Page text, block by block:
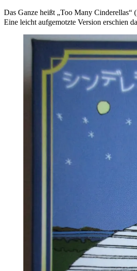
Das Ganze heißt „Too Many
Eine leicht aufgemotzte Version erschien